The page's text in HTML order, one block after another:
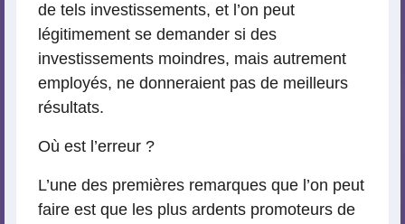
de tels investissements, et l’on peut
légitimement se demander si des
investissements moindres, mais autrement
employés, ne donneraient pas de meilleurs
résultats.
Où est l’erreur ?
L’une des premières remarques que l’on peut
faire est que les plus ardents promoteurs de